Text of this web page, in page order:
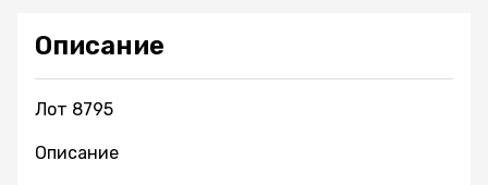
Описание
Лот 8795
Описание